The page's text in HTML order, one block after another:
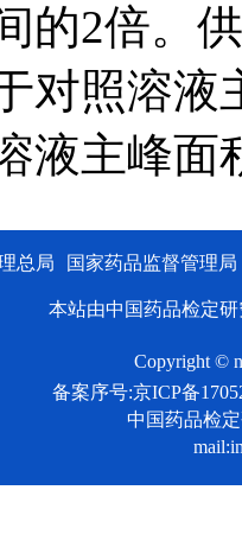
的2倍。
对照溶液
液主峰面
总局 国家药品监督管理局
本站由中国药品检定
Copyright ©
备案序号:京ICP备
中国药品检